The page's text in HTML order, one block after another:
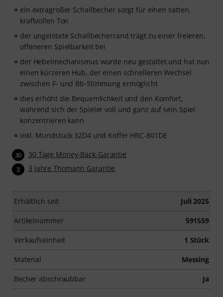
ein extragroßer Schallbecher sorgt für einen satten,
kraftvollen Ton
der ungelötete Schallbecherrand trägt zu einer freieren,
offeneren Spielbarkeit bei
der Hebelmechanismus wurde neu gestaltet und hat nun
einen kürzeren Hub, der einen schnelleren Wechsel
zwischen F- und Bb-Stimmung ermöglicht
dies erhöht die Bequemlichkeit und den Komfort,
während sich der Spieler voll und ganz auf sein Spiel
konzentrieren kann
inkl. Mundstück 32D4 und Koffer HRC-801DE
30 30 Tage Money-Back-Garantie
3 3 Jahre Thomann Garantie
Erhältlich seit Juli 2025
Artikelnummer 591559
Verkaufseinheit 1 Stück
Material Messing
Becher abschraubbar Ja